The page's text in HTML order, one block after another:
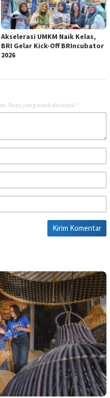
Akselerasi UMKM Naik Kelas,
BRI Gelar Kick-Off BRIncubator
2026
Ruas yang wajib ditandai *